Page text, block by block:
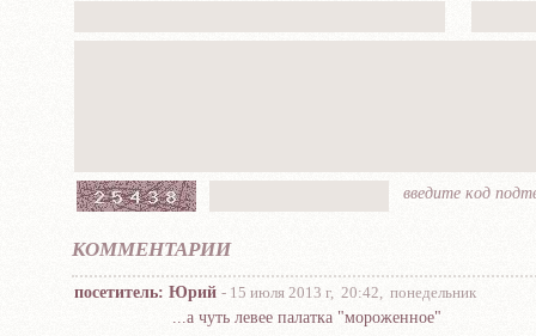
ввeдите кoд
КОММЕНТАРИИ
посетитель: Юрий - 15 июля 2013 г, 20:42, понедельник
...а чуть левее палатка "мороженное"